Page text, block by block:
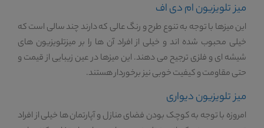
میز تلویزیون ام دی اف
این میزها با توجه به تنوع طرح و رنگ عالی که دارند چند سالی است که
خیلی محبوب شده اند و خیلی از افراد آن ها را بر میزتلویزیون های
شیشه ای و فلزی ترجیح می دهند. این میزها در عین زیبایی از قیمت و
حتی مقاومت و کیفیت خوبی نیز برخوردار هستند.
میز تلویزیون دیواری
امروزه با توجه به کوچک بودن فضای منازل و آپارتمان ها خیلی از افراد